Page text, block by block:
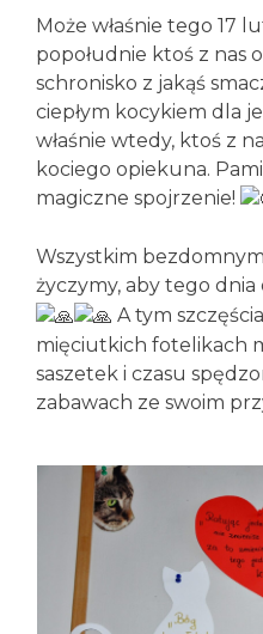
Może właśnie tego 17
popołudnie ktoś z nas
schronisko z jakąś
ciepłym kocykiem dla
właśnie wtedy, ktoś z
kociego opiekuna.
magiczne spojrzenie!
Wszystkim
życzymy, aby tego dnia
A tym
mięciutkich fotelikach
saszetek i czasu
zabawach ze swoim